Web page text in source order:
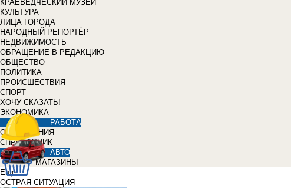
КРАЕВЕДЧЕСКИЙ МУЗЕЙ
КУЛЬТУРА
ЛИЦА ГОРОДА
НАРОДНЫЙ РЕПОРТЁР
НЕДВИЖИМОСТЬ
ОБРАЩЕНИЕ В РЕДАКЦИЮ
ОБЩЕСТВО
ПОЛИТИКА
ПРОИСШЕСТВИЯ
СПОРТ
ХОЧУ СКАЗАТЬ!
ЭКОНОМИКА
РАБОТА
ОБЪЯВЛЕНИЯ
СПРАВОЧНИК
АВТО
МАГАЗИНЫ
Еще
ОСТРАЯ СИТУАЦИЯ